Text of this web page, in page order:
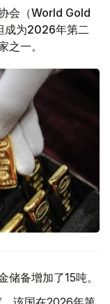
会（World Gold
成为2026年第二
之一。
备增加了15吨。